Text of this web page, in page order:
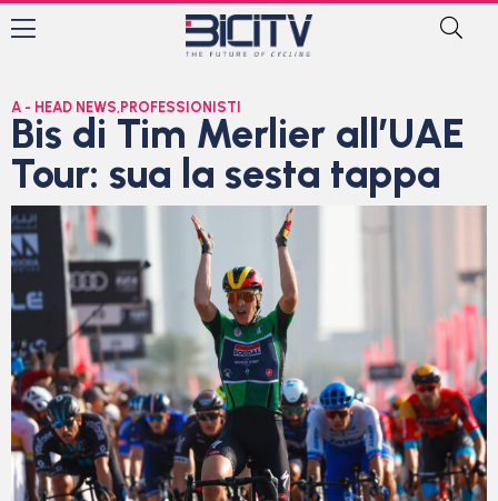
A - HEAD NEWS, PROFESSIONISTI
Bis di Tim Merlier all’UAE
Tour: sua la sesta tappa